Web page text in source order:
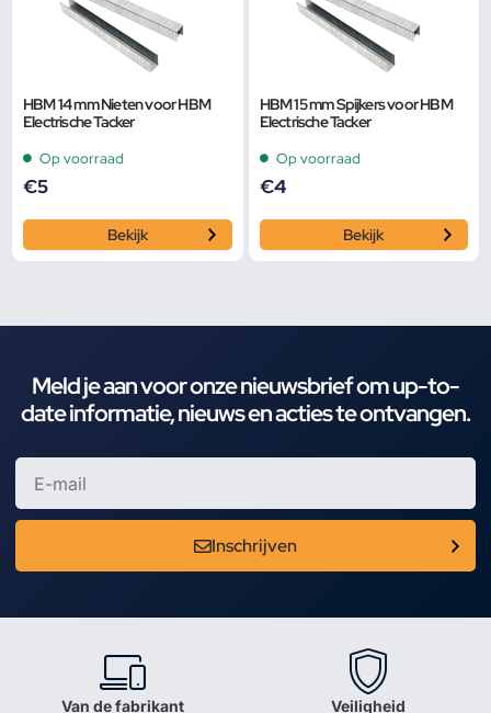
HBM 14 mm Nieten voor HBM
Electrische Tacker
Op voorraad
€5
Bekijk
HBM 15 mm Spijkers voor HBM
Electrische Tacker
Op voorraad
€4
Bekijk
Meld je aan voor onze nieuwsbrief om up-to-
date informatie, nieuws en acties te ontvangen.
Inschrijven
Van de fabrikant Veiligheid